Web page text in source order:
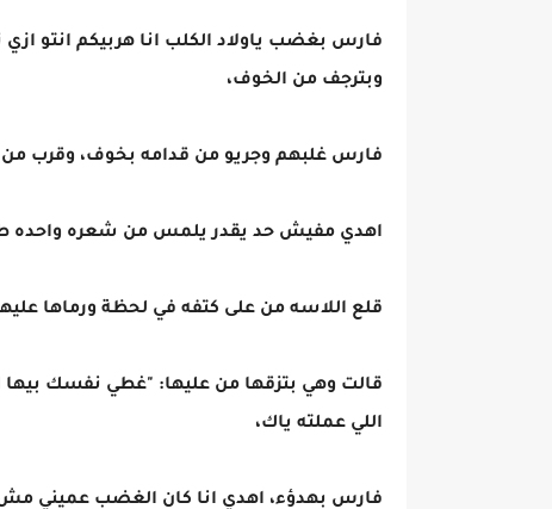
فارس بغضب ياولاد الكلب انا هربيكم انتو
وبترجف من الخوف،
فارس غلبهم وجريو من قدامه بخوف، وقرب
اهدي مفيش حد يقدر يلمس من شعره واحده
قلع اللاسه من على كتفه في لحظة ورماها
قالت وهي بتزقها من عليها: "غطي نفسك
اللي عملته ياك،
فارس بهدؤء، اهدي انا كان الغضب عميني مش